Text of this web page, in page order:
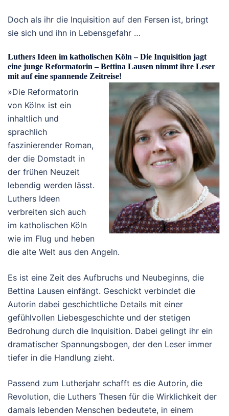
Doch als ihr die Inquisition auf den Fersen ist, bringt
sie sich und ihn in Lebensgefahr …
Luthers Ideen im katholischen Köln – Die Inquisition jagt
eine junge Reformatorin – Bettina Lausen nimmt ihre Leser
mit auf eine spannende Zeitreise!
»Die Reformatorin
von Köln« ist ein
inhaltlich und
sprachlich
faszinierender Roman,
der die Domstadt in
der frühen Neuzeit
lebendig werden lässt.
Luthers Ideen
verbreiten sich auch
im katholischen Köln
wie im Flug und heben
die alte Welt aus den Angeln.
Es ist eine Zeit des Aufbruchs und Neubeginns, die
Bettina Lausen einfängt. Geschickt verbindet die
Autorin dabei geschichtliche Details mit einer
gefühlvollen Liebesgeschichte und der stetigen
Bedrohung durch die Inquisition. Dabei gelingt ihr ein
dramatischer Spannungsbogen, der den Leser immer
tiefer in die Handlung zieht.
Passend zum Lutherjahr schafft es die Autorin, die
Revolution, die Luthers Thesen für die Wirklichkeit der
damals lebenden Menschen bedeutete, in einem